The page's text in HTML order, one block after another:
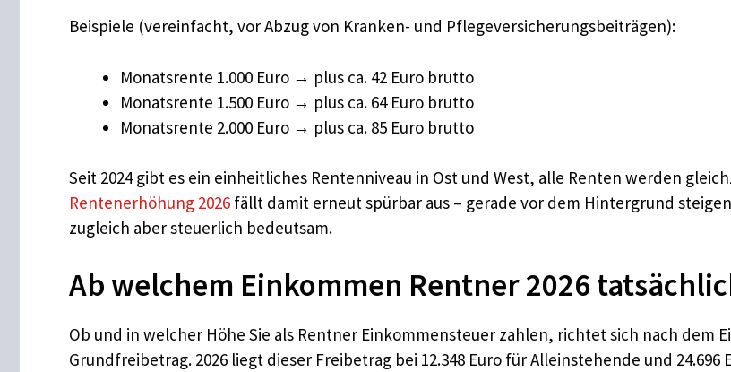
Beispiele (vereinfacht, vor Abzug von Kranken- und Pflegeversicherungsbeiträgen):
Monatsrente 1.000 Euro → plus ca. 42 Euro brutto
Monatsrente 1.500 Euro → plus ca. 64 Euro brutto
Monatsrente 2.000 Euro → plus ca. 85 Euro brutto
Seit 2024 gibt es ein einheitliches Rentenniveau in Ost und West, alle Renten werden
Rentenerhöhung 2026 fällt damit erneut spürbar aus – gerade vor dem Hintergrund
zugleich aber steuerlich bedeutsam.
Ab welchem Einkommen Rentner 2026
Ob und in welcher Höhe Sie als Rentner Einkommensteuer zahlen, richtet sich nach dem
Grundfreibetrag. 2026 liegt dieser Freibetrag bei 12.348 Euro für Alleinstehende und